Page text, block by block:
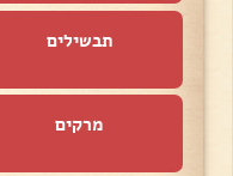
תבשילים
מרקים